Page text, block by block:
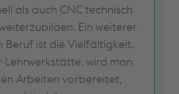
als auch CNC technisch
Ein weiterer
Beruf ist die Vielfältigkeit.
Lehrwerkstätte, wird man
Arbeiten vorbereitet,